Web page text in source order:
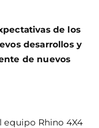
de los
desarrollos y
de nuevos
equipo Rhino 4X4